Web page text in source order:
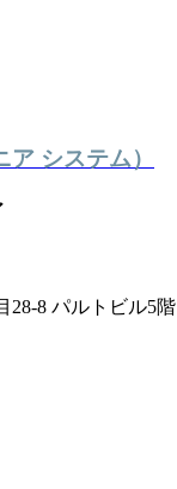
システム）
28-8 パルトビル5階